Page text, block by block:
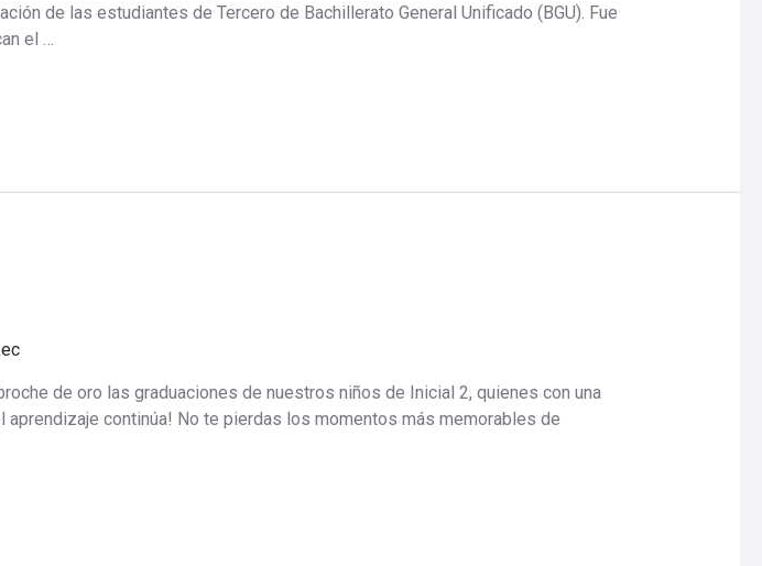
de las estudiantes de Tercero de Bachillerato General Unificado (BGU). Fue
el …
de oro las graduaciones de nuestros niños de Inicial 2, quienes con una
aprendizaje continúa! No te pierdas los momentos más memorables de